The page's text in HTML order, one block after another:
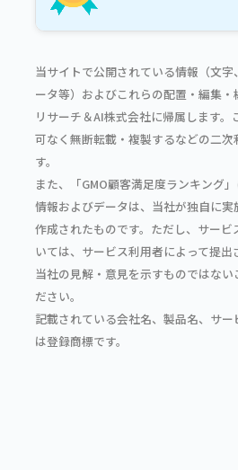
当サイトで公開されている情報（文
ータ等）およびこれらの配置・編集
リサーチ＆AI株式会社に帰属します
可なく無断転載・複製するなどの二
す。
また、「GMO顧客満足度ランキング
情報およびデータは、当社が独自に
作成されたものです。ただし、サー
いては、サービス利用者によって提出
当社の見解・意見を示すものではない
ださい。
記載されている会社名、製品名、サ
は登録商標です。